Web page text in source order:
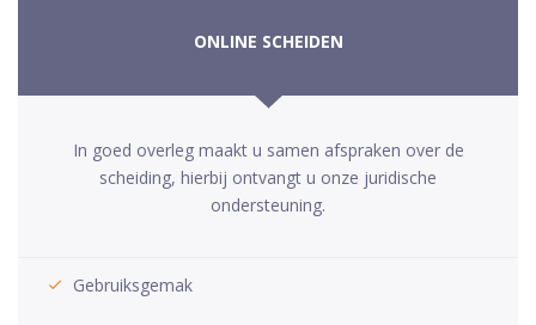
ONLINE SCHEIDEN
In goed overleg maakt u samen afspraken over de
scheiding, hierbij ontvangt u onze juridische
ondersteuning.
Gebruiksgemak